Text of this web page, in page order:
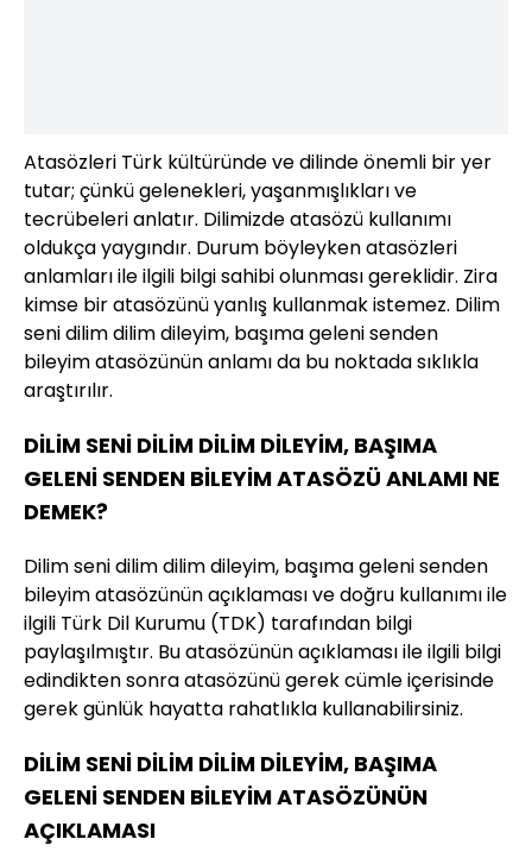
Atasözleri Türk kültüründe ve dilinde önemli bir yer
tutar; çünkü gelenekleri, yaşanmışlıkları ve
tecrübeleri anlatır. Dilimizde atasözü kullanımı
oldukça yaygındır. Durum böyleyken atasözleri
anlamları ile ilgili bilgi sahibi olunması gereklidir. Zira
kimse bir atasözünü yanlış kullanmak istemez. Dilim
seni dilim dilim dileyim, başıma geleni senden
bileyim atasözünün anlamı da bu noktada sıklıkla
araştırılır.
DİLİM SENİ DİLİM DİLİM DİLEYİM, BAŞIMA
GELENİ SENDEN BİLEYİM ATASÖZÜ ANLAMI NE
DEMEK?
Dilim seni dilim dilim dileyim, başıma geleni senden
bileyim atasözünün açıklaması ve doğru kullanımı ile
ilgili Türk Dil Kurumu (TDK) tarafından bilgi
paylaşılmıştır. Bu atasözünün açıklaması ile ilgili bilgi
edindikten sonra atasözünü gerek cümle içerisinde
gerek günlük hayatta rahatlıkla kullanabilirsiniz.
DİLİM SENİ DİLİM DİLİM DİLEYİM, BAŞIMA
GELENİ SENDEN BİLEYİM ATASÖZÜNÜN
AÇIKLAMASI